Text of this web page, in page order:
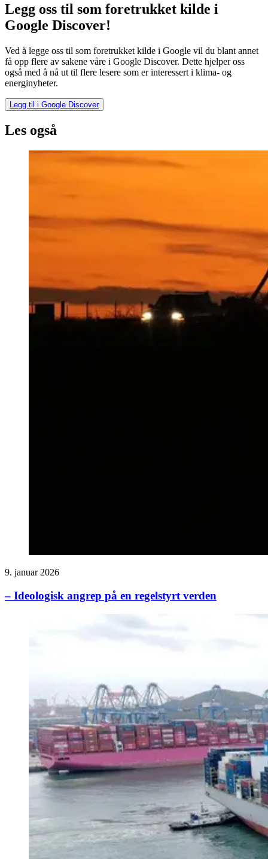
Legg oss til som foretrukket kilde i
Google Discover!
Ved å legge oss til som foretrukket kilde i Google vil du blant annet
få opp flere av sakene våre i Google Discover. Dette hjelper oss
også med å nå ut til flere lesere som er interessert i klima- og
energinyheter.
Legg til i Google Discover
Les også
9. januar 2026
– Ideologisk angrep på en regelstyrt verden